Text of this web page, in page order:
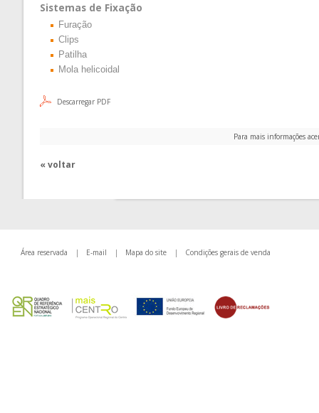
Sistemas de Fixação
Furação
Clips
Patilha
Mola helicoidal
Descarregar PDF
Para mais informações
« voltar
Área reservada | E-mail | Mapa do site | Condições gerais de venda